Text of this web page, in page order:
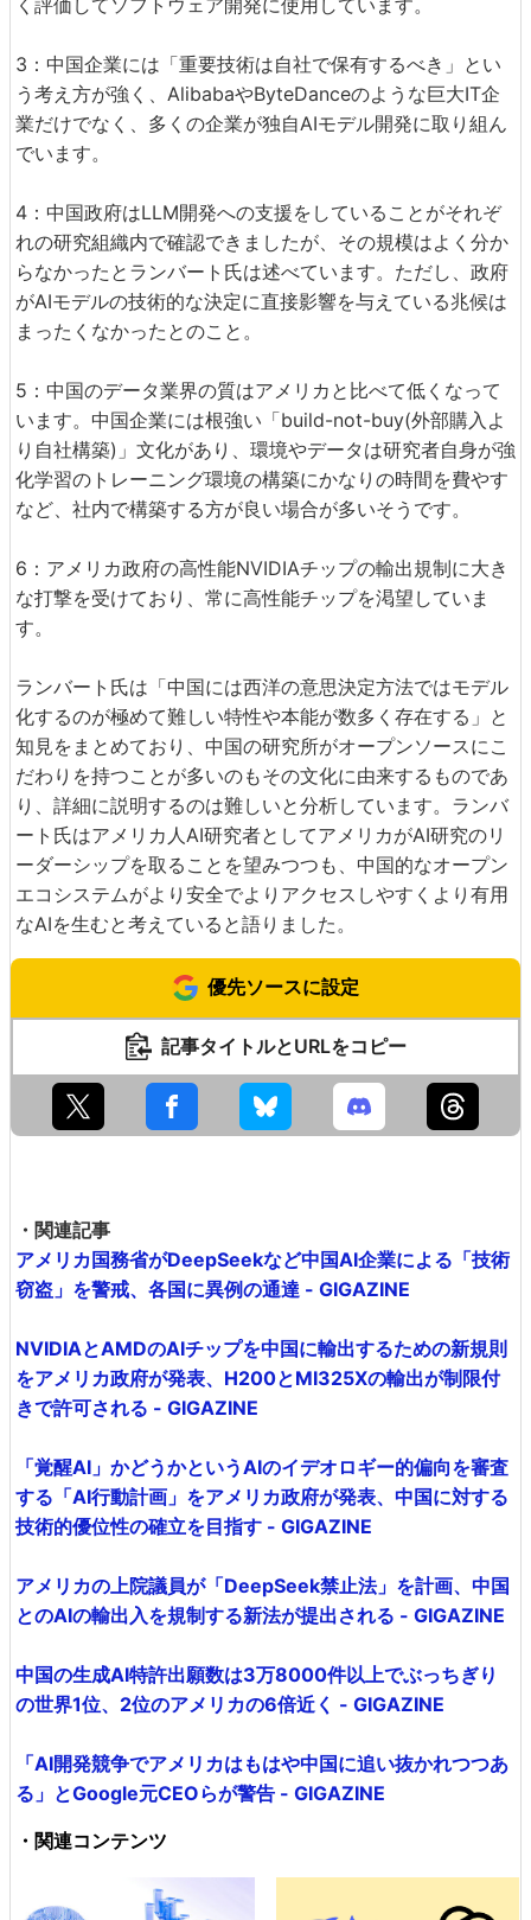
3：中国企業には「重要技術は自社で保有するべき」とい
う考え方が強く、AlibabaやByteDanceのような巨大IT企
業だけでなく、多くの企業が独自AIモデル開発に取り組ん
でいます。
4：中国政府はLLM開発への支援をしていることがそれぞ
れの研究組織内で確認できましたが、その規模はよく分か
らなかったとランバート氏は述べています。ただし、政府
がAIモデルの技術的な決定に直接影響を与えている兆候は
まったくなかったとのこと。
5：中国のデータ業界の質はアメリカと比べて低くなって
います。中国企業には根強い「build-not-buy(外部購入よ
り自社構築)」文化があり、環境やデータは研究者自身が強
化学習のトレーニング環境の構築にかなりの時間を費やす
など、社内で構築する方が良い場合が多いそうです。
6：アメリカ政府の高性能NVIDIAチップの輸出規制に大き
な打撃を受けており、常に高性能チップを渇望していま
す。
ランバート氏は「中国には西洋の意思決定方法ではモデル
化するのが極めて難しい特性や本能が数多く存在する」と
知見をまとめており、中国の研究所がオープンソースにこ
だわりを持つことが多いのもその文化に由来するものであ
り、詳細に説明するのは難しいと分析しています。ランバ
ート氏はアメリカ人AI研究者としてアメリカがAI研究のリ
ーダーシップを取ることを望みつつも、中国的なオープン
エコシステムがより安全でよりアクセスしやすくより有用
なAIを生むと考えていると語りました。
優先ソースに設定
記事タイトルとURLをコピー
・関連記事
アメリカ国務省がDeepSeekなど中国AI企業による「技術
窃盗」を警戒、各国に異例の通達 - GIGAZINE
NVIDIAとAMDのAIチップを中国に輸出するための新規則
をアメリカ政府が発表、H200とMI325Xの輸出が制限付
きで許可される - GIGAZINE
「覚醒AI」かどうかというAIのイデオロギー的偏向を審査
する「AI行動計画」をアメリカ政府が発表、中国に対する
技術的優位性の確立を目指す - GIGAZINE
アメリカの上院議員が「DeepSeek禁止法」を計画、中国
とのAIの輸出入を規制する新法が提出される - GIGAZINE
中国の生成AI特許出願数は3万8000件以上でぶっちぎり
の世界1位、2位のアメリカの6倍近く - GIGAZINE
「AI開発競争でアメリカはもはや中国に追い抜かれつつあ
る」とGoogle元CEOらが警告 - GIGAZINE
・関連コンテンツ